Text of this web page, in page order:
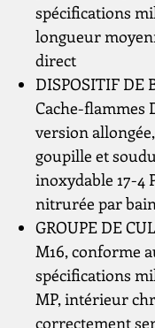
spécifications
longueur
direct
DISPOSITIF DE
Cache-flammes
version
goupille et
inoxydable 17-4
nitrurée par
GROUPE DE
M16, conforme
spécifications
MP, intérieur
correctement